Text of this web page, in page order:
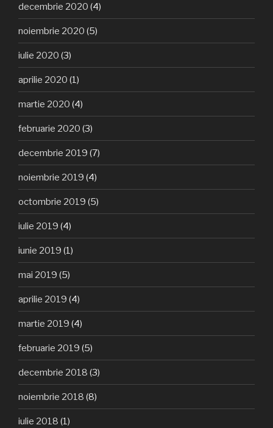
decembrie 2020 (4)
noiembrie 2020 (5)
iulie 2020 (3)
aprilie 2020 (1)
martie 2020 (4)
februarie 2020 (3)
decembrie 2019 (7)
noiembrie 2019 (4)
octombrie 2019 (5)
iulie 2019 (4)
iunie 2019 (1)
mai 2019 (5)
aprilie 2019 (4)
martie 2019 (4)
februarie 2019 (5)
decembrie 2018 (3)
noiembrie 2018 (8)
iulie 2018 (1)